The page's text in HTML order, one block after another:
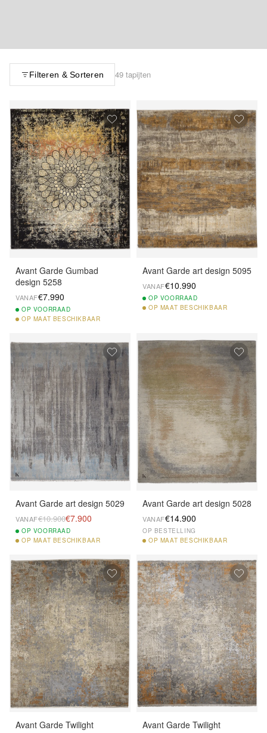
Filteren & Sorteren 49 tapijten
Avant Garde Gumbad
design 5258
VANAF€7.990
OP VOORRAAD
OP MAAT BESCHIKBAAR
Avant Garde art design 5095
VANAF€10.990
OP VOORRAAD
OP MAAT BESCHIKBAAR
Avant Garde art design 5029
VANAF€10.900€7.900
OP VOORRAAD
OP MAAT BESCHIKBAAR
Avant Garde art design 5028
VANAF€14.900
OP BESTELLING
OP MAAT BESCHIKBAAR
Avant Garde Twilight
Avant Garde Twilight